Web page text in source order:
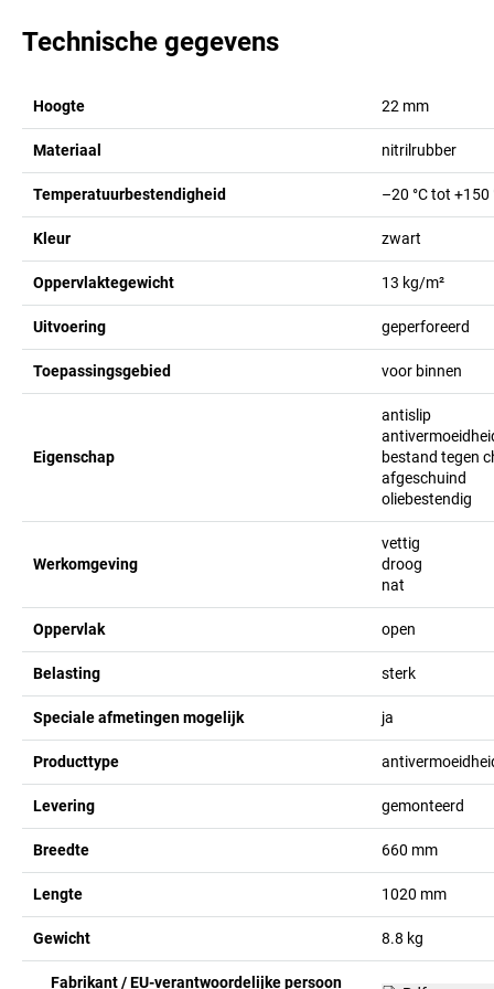
Technische gegevens
Hoogte 22 mm
Materiaal nitrilrubber
Temperatuurbestendigheid –20 °C tot +150
Kleur zwart
Oppervlaktegewicht 13 kg/m²
Uitvoering geperforeerd
Toepassingsgebied voor binnen
Eigenschap
antislip
bestand tegen
afgeschuind
oliebestendig
Werkomgeving
vettig
droog
nat
Oppervlak open
Belasting sterk
Speciale afmetingen mogelijk ja
Producttype
Levering gemonteerd
Breedte 660 mm
Lengte 1020 mm
Gewicht 8.8 kg
Fabrikant / EU-verantwoordelijke persoon